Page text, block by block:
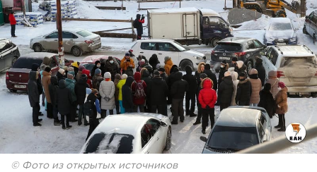
© Фото из открытых источников